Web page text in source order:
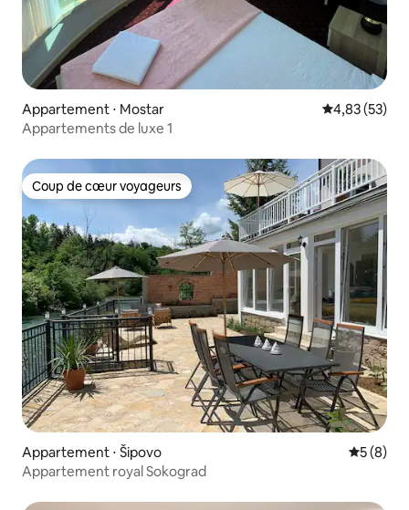
Appartement ⋅ Mostar Évaluation
4,83 (53)
Appartements de luxe 1
Coup de cœur voyageurs
Coup de cœur voyageurs
Appartement ⋅ Šipovo
5 (8)
Appartement royal Sokograd